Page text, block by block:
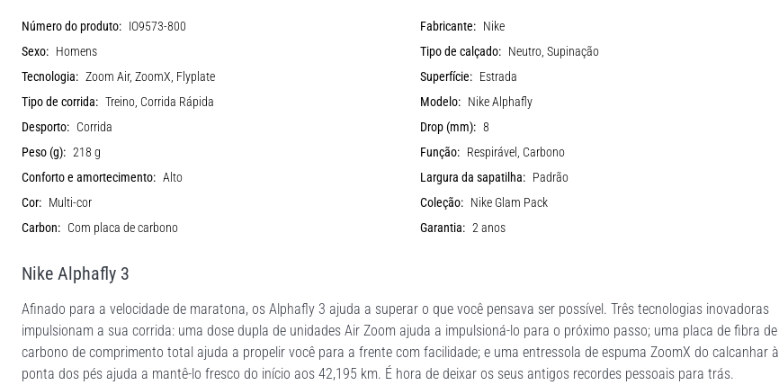
Número do produto: IO9573-800 Fabricante: Nike
Sexo: Homens Tipo de calçado: Neutro, Supinação
Tecnologia: Zoom Air, ZoomX, Flyplate Superfície: Estrada
Tipo de corrida: Treino, Corrida Rápida Modelo: Nike Alphafly
Desporto: Corrida Drop (mm): 8
Peso (g): 218 g Função: Respirável, Carbono
Conforto e amortecimento: Alto Largura da sapatilha: Padrão
Cor: Multi-cor Coleção: Nike Glam Pack
Carbon: Com placa de carbono Garantia: 2 anos
Nike Alphafly 3
Afinado para a velocidade de maratona, os Alphafly 3 ajuda a superar o que você pensava ser possível. Três tecnologias inovadoras
impulsionam a sua corrida: uma dose dupla de unidades Air Zoom ajuda a impulsioná-lo para o próximo passo; uma placa de fibra de
carbono de comprimento total ajuda a propelir você para a frente com facilidade; e uma entressola de espuma ZoomX do calcanhar à
ponta dos pés ajuda a mantê-lo fresco do início aos 42,195 km. É hora de deixar os seus antigos recordes pessoais para trás.